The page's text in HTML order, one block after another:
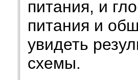
питания, и
питания и
увидеть
схемы.